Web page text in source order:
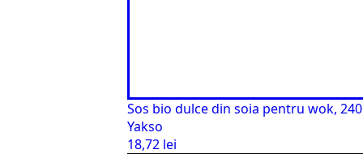
Sos bio dulce din soia pentru wok,
Yakso
18,72 lei